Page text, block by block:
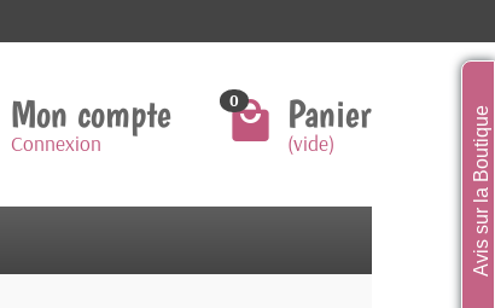
Mon compte
Connexion
0 Panier
(vide) Avis sur la Boutique